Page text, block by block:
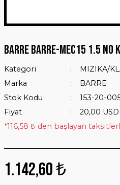
BARRE BARRE-MEC15 1.5 NO
Kategori
MIZIKA/
Marka
BARRE
Stok Kodu
153-20-
Fiyat
20,00
*116,58 ₺ den başlayan
1.142,60 ₺